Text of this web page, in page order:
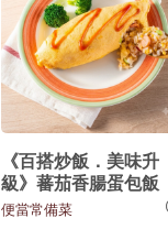
《百搭炒飯．美味升
級》蕃茄香腸蛋包飯
便當常備菜